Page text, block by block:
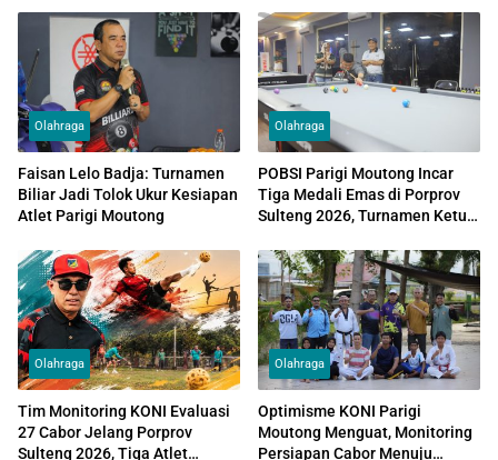
Olahraga
Faisan Lelo Badja: Turnamen
Biliar Jadi Tolok Ukur Kesiapan
Atlet Parigi Moutong
Olahraga
POBSI Parigi Moutong Incar
Tiga Medali Emas di Porprov
Sulteng 2026, Turnamen Ketua
Atlet
Olahraga
Tim Monitoring KONI Evaluasi
27 Cabor Jelang Porprov
Sulteng 2026, Tiga Atlet
Olahraga
Optimisme KONI Parigi
Moutong Menguat, Monitoring
Persiapan Cabor Menuju